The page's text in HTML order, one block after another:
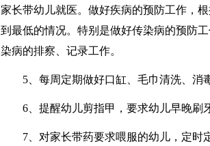
家长带幼儿就医。做好疾病的预防工作，
到最低的情况。特别是做好传染病的预防
染病的排察、记录工作。
5、每周定期做好口缸、毛巾清洗、消
6、提醒幼儿剪指甲，要求幼儿早晚刷
7、对家长带药要求喂服的幼儿，定时